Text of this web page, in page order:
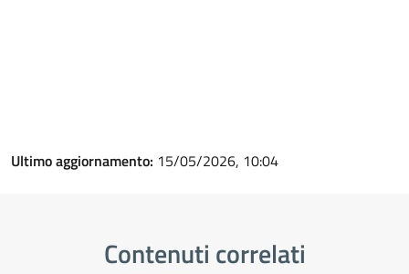
Ultimo aggiornamento: 15/05/2026, 10:04
Contenuti correlati